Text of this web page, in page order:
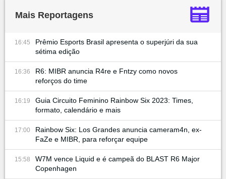
Mais Reportagens
16:45
Prêmio Esports Brasil apresenta o superjúri da sua
sétima edição
16:36
R6: MIBR anuncia R4re e Fntzy como novos
reforços do time
16:19
Guia Circuito Feminino Rainbow Six 2023: Times,
formato, calendário e mais
17:00
Rainbow Six: Los Grandes anuncia cameram4n, ex-
FaZe e MIBR, para reforçar equipe
15:58
W7M vence Liquid e é campeã do BLAST R6 Major
Copenhagen